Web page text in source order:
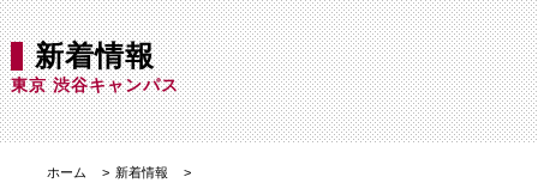
新着情報
東京 渋谷キャンパス
ホーム
新着情報